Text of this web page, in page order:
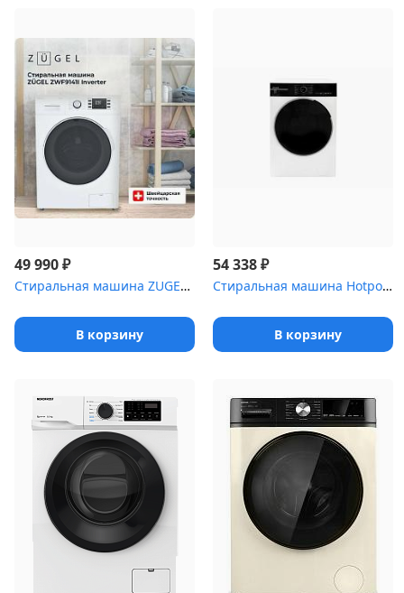
49 990₽
Стиральная машина ZUGEL ZWF9141I Inverter
В корзину
54 338₽
Стиральная машина Hotpoint WSH 7291 VBX белый, 7кг
В корзину